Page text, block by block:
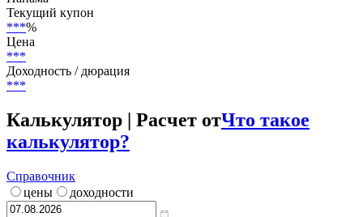
***
Страна риска
Панама
Текущий купон
***
***
Доходность / дюрация
***
Калькулятор | Расчет от
калькулятор?